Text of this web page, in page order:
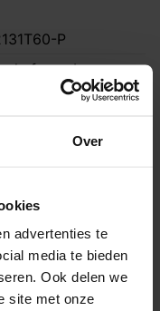
Over
advertenties te
media te bieden
Ook delen we
site met onze
P
afneembaar
van de kogel, is
uit het zicht